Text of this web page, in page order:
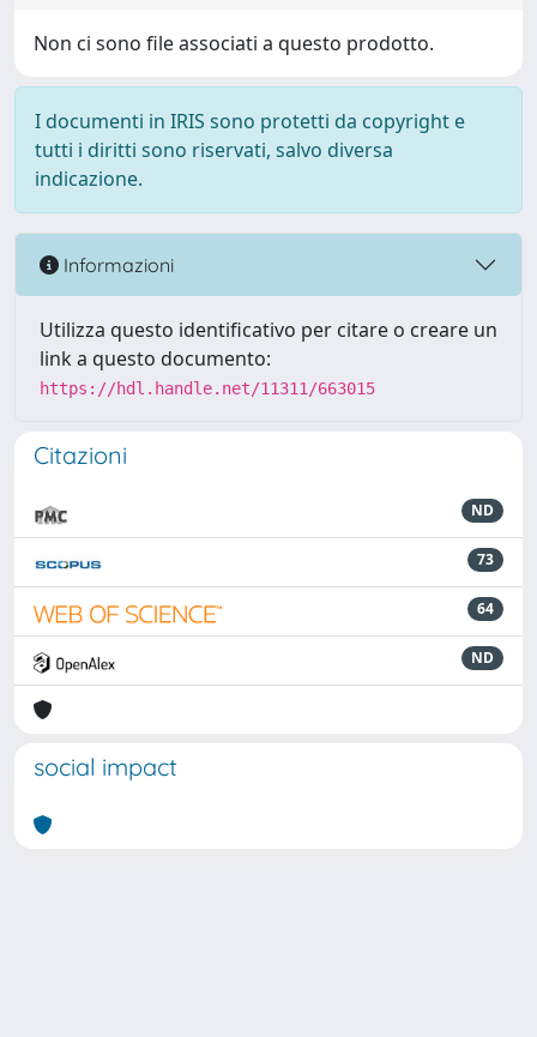
Non ci sono file associati a questo prodotto.
I documenti in IRIS sono protetti da copyright e
tutti i diritti sono riservati, salvo diversa
indicazione.
Informazioni
Utilizza questo identificativo per citare o creare un
link a questo documento:
https://hdl.handle.net/11311/663015
Citazioni
ND
73
64
ND
social impact